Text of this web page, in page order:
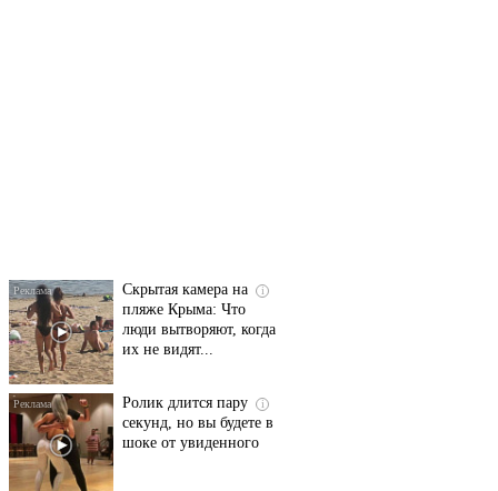
i
Скрытая камера на
пляже Крыма: Что
люди вытворяют, когда
их не видят...
i
Ролик длится пару
секунд, но вы будете в
шоке от увиденного